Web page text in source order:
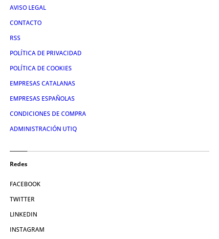
AVISO LEGAL
CONTACTO
RSS
POLÍTICA DE PRIVACIDAD
POLÍTICA DE COOKIES
EMPRESAS CATALANAS
EMPRESAS ESPAÑOLAS
CONDICIONES DE COMPRA
ADMINISTRACIÓN UTIQ
Redes
FACEBOOK
TWITTER
LINKEDIN
INSTAGRAM